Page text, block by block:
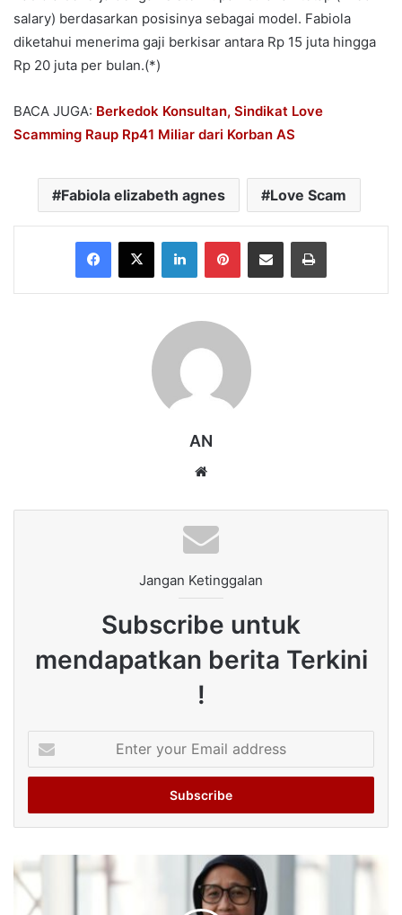
salary) berdasarkan posisinya sebagai model. Fabiola
diketahui menerima gaji berkisar antara Rp 15 juta hingga
Rp 20 juta per bulan.(*)
BACA JUGA: Berkedok Konsultan, Sindikat Love
Scamming Raup Rp41 Miliar dari Korban AS
Fabiola elizabeth agnes Love Scam
Facebook
X LinkedInPinterestShare via Email Print
AN
Jangan Ketinggalan
Subscribe untuk
mendapatkan berita Terkini
!
your
Email